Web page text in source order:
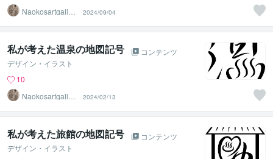
Naokosartgaller
2024/09/04
私が考えた温泉の地図記号
コンテンツ
デザイン・イラスト
10
Naokosartgaller
2024/02/13
私が考えた旅館の地図記号
コンテンツ
デザイン・イラスト